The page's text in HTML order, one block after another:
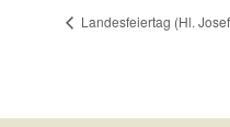
Landesfeiertag (Hl.